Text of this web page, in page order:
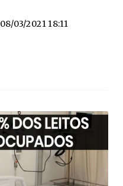
08/03/2021 18:11